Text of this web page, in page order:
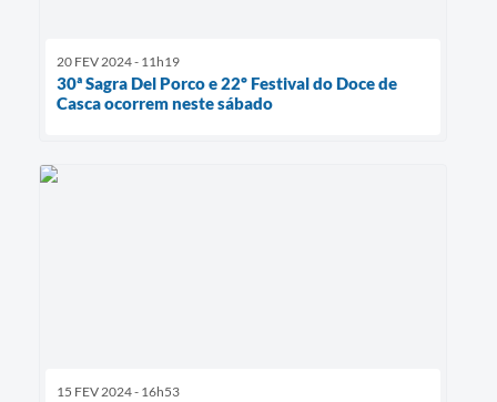
20 FEV 2024 - 11h19
30ª Sagra Del Porco e 22º Festival do Doce de
Casca ocorrem neste sábado
15 FEV 2024 - 16h53